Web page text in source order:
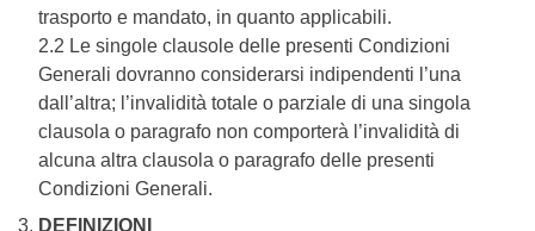
trasporto e mandato, in quanto applicabili.
2.2 Le singole clausole delle presenti Condizioni
Generali dovranno considerarsi indipendenti l’una
dall’altra; l’invalidità totale o parziale di una singola
clausola o paragrafo non comporterà l’invalidità di
alcuna altra clausola o paragrafo delle presenti
Condizioni Generali.
DEFINIZIONI